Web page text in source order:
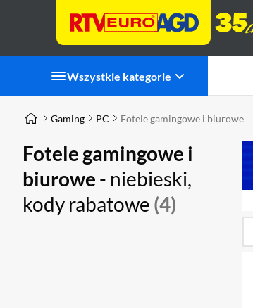
Wszystkie kategorie
Gaming PC Fotele gamingowe i biurowe
Fotele gamingowe i
biurowe - niebieski,
kody rabatowe (4)